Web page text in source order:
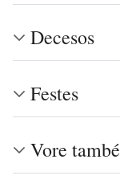
Decesos
Festes
Vore també